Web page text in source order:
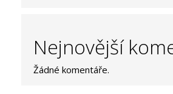
Nejnovější
Žádné komentáře.